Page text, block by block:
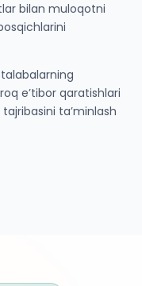
bilan muloqotni
e’tibor qaratishlari
ta’minlash